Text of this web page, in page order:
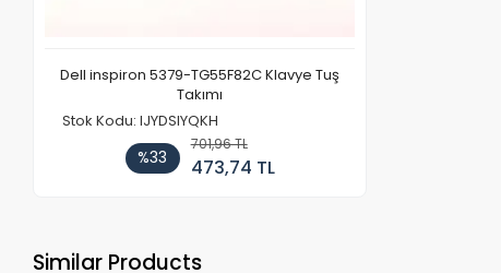
Dell inspiron 5379-TG55F82C Klavye Tuş
Takımı
Stok Kodu: IJYDSIYQKH
%33
701,96 TL
473,74 TL
Similar Products